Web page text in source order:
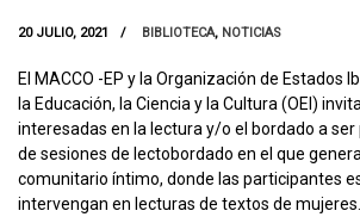
20 JULIO, 2021 BIBLIOTECA, NOTICIAS
El MACCO -EP y la Organización de Estados
la Educación, la Ciencia y la Cultura (OEI)
interesadas en la lectura y/o el bordado a ser
de sesiones de lectobordado en el que
comunitario íntimo, donde las participantes
intervengan en lecturas de textos de